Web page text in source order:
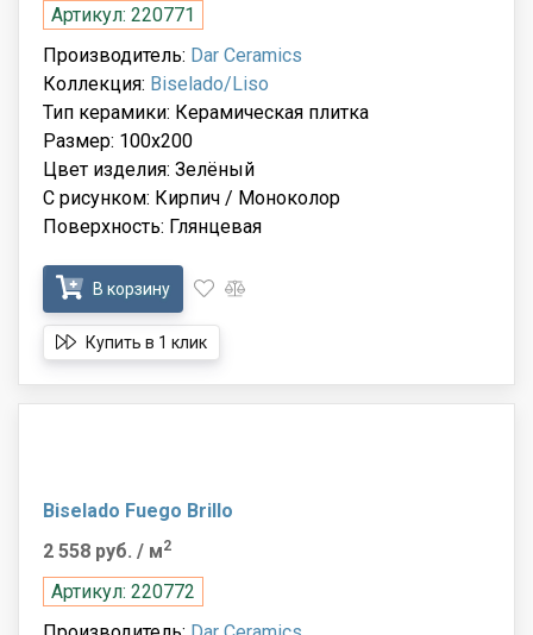
Артикул: 220771
Производитель: Dar Ceramics
Коллекция: Biselado/Liso
Тип керамики: Керамическая плитка
Размер: 100x200
Цвет изделия: Зелёный
С рисунком: Кирпич / Моноколор
Поверхность: Глянцевая
В корзину
Купить в 1 клик
Biselado Fuego Brillo
2 558 руб. / м2
Артикул: 220772